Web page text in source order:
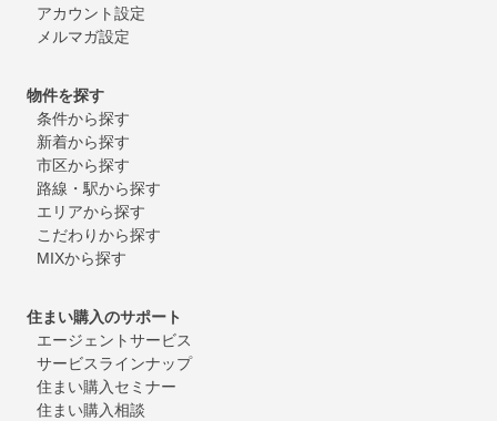
アカウント設定
メルマガ設定
物件を探す
条件から探す
新着から探す
市区から探す
路線・駅から探す
エリアから探す
こだわりから探す
MIXから探す
住まい購入のサポート
エージェントサービス
サービスラインナップ
住まい購入セミナー
住まい購入相談